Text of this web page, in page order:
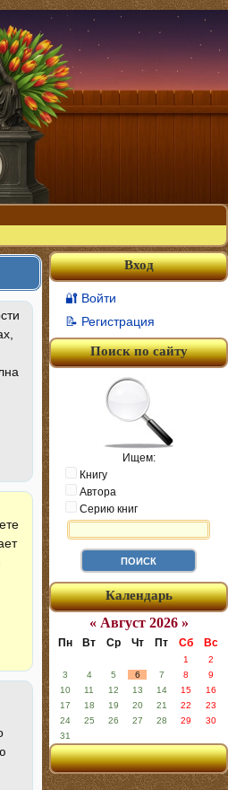
Вход
🔐 Войти
📝 Регистрация
Поиск по сайту
Ищем:
Книгу
Автора
Серию книг
Календарь
« Август 2026 »
Пн Вт Ср Чт Пт Сб Вс
1
2
3
4 5 6 7 8
9
10
11 12 13 14 15
16
17
18 19 20 21 22
23
24
25 26 27 28 29
30
31